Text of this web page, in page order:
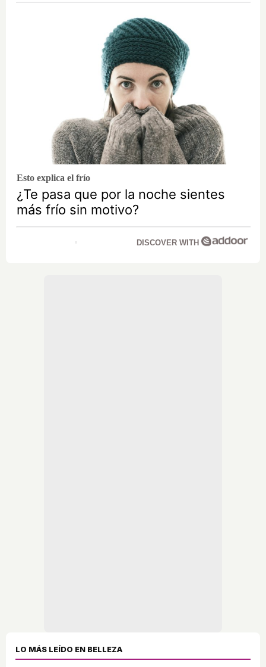
Esto explica el frío
¿Te pasa que por la noche sientes
más frío sin motivo?
DISCOVER WITH
LO MÁS LEÍDO EN BELLEZA